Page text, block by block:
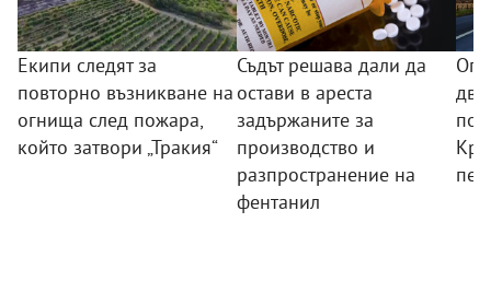
Екипи следят за
повторно възникване на
огнища след пожара,
който затвори „Тракия“
Съдът решава дали да
остави в ареста
задържаните за
производство и
разпространение на
фентанил
по